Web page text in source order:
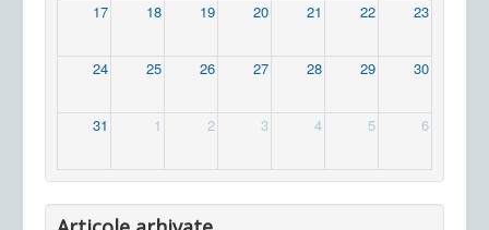
17 18 19 20 21 22 23
24 25 26 27 28 29 30
31 1 2 3 4 5 6